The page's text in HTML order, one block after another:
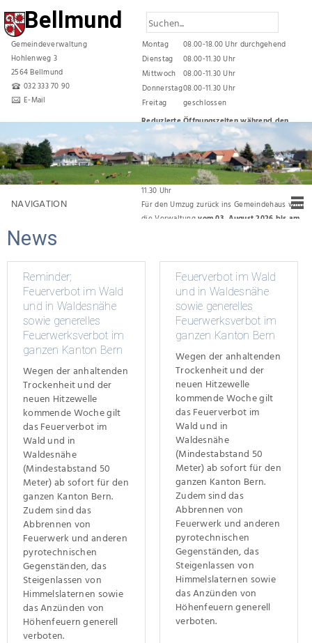
Bellmund
Gemeindeverwaltung
Hohlenweg 3
2564 Bellmund
032 333 70 90
E-Mail
Montag
08.00-18.00 Uhr durchgehend
Dienstag
08.00-11.30 Uhr
Mittwoch
08.00-11.30 Uhr
Donnerstag08.00-11.30 Uhr
Freitag
geschlossen
Reduzierte Öffnungszeiten während den
Sommerferien
vom 06. Juli 2026 bis und mit 31. Juli 2026 gelten
folgende Öffnungszeiten:
Montag, Dienstag, Donnerstag 08.00 Uhr bis
11.30 Uhr
Für den Umzug zurück ins Gemeindehaus wird
die Verwaltungvom 03. August 2026 bis am
NAVIGATION
News
Reminder;
Feuerverbot im Wald
und in Waldesnähe
sowie generelles
Feuerwerksverbot im
ganzen Kanton Bern
Wegen der anhaltenden
Trockenheit und der
neuen Hitzewelle
kommende Woche gilt
das Feuerverbot im
Wald und in
Waldesnähe
(Mindestabstand 50
Meter) ab sofort für den
ganzen Kanton Bern.
Zudem sind das
Abbrennen von
Feuerwerk und anderen
pyrotechnischen
Gegenständen, das
Steigenlassen von
Himmelslaternen sowie
das Anzünden von
Höhenfeuern generell
verboten.
Feuerverbot im Wald
und in Waldesnähe
sowie generelles
Feuerwerksverbot im
ganzen Kanton Bern
Wegen der anhaltenden
Trockenheit und der
neuen Hitzewelle
kommende Woche gilt
das Feuerverbot im
Wald und in
Waldesnähe
(Mindestabstand 50
Meter) ab sofort für den
ganzen Kanton Bern.
Zudem sind das
Abbrennen von
Feuerwerk und anderen
pyrotechnischen
Gegenständen, das
Steigenlassen von
Himmelslaternen sowie
das Anzünden von
Höhenfeuern generell
verboten.